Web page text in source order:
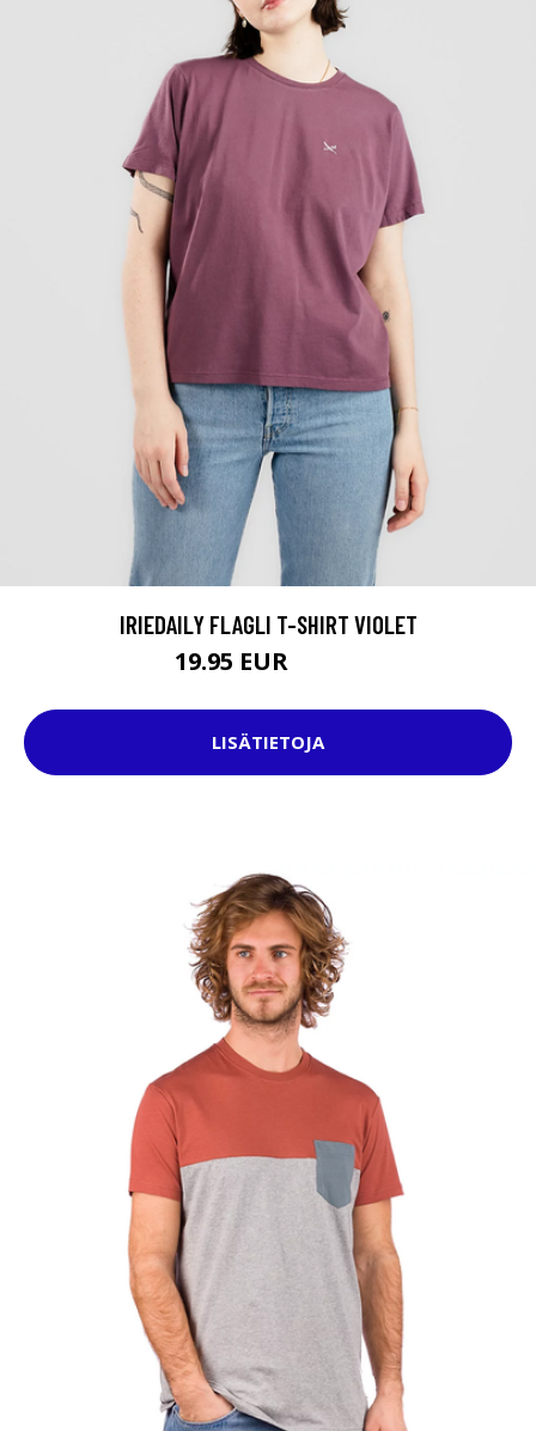
IRIEDAILY FLAGLI T-SHIRT VIOLET
19.95 EUR
LISÄTIETOJA